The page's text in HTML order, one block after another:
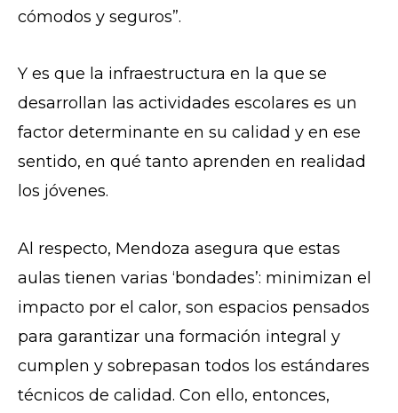
cómodos y seguros”.
Y es que la infraestructura en la que se
desarrollan las actividades escolares es un
factor determinante en su calidad y en ese
sentido, en qué tanto aprenden en realidad
los jóvenes.
Al respecto, Mendoza asegura que estas
aulas tienen varias ‘bondades’: minimizan el
impacto por el calor, son espacios pensados
para garantizar una formación integral y
cumplen y sobrepasan todos los estándares
técnicos de calidad. Con ello, entonces,